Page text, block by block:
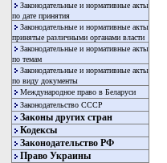
Законодательные и нормативные акты
по дате принятия
Законодательные и нормативные акты
принятые различными органами власти
Законодательные и нормативные акты
по темам
Законодательные и нормативные акты
по виду документы
Международное право в Беларуси
Законодательство СССР
Законы других стран
Кодексы
Законодательство РФ
Право Украины